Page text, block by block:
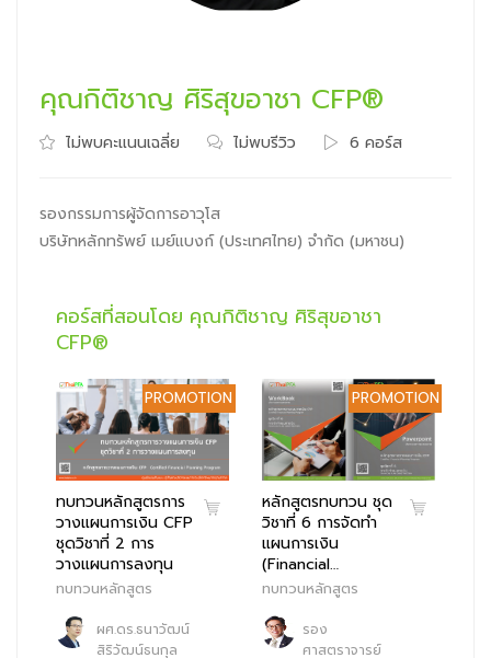
คุณกิติชาญ ศิริสุขอาชา CFP®
ไม่พบคะแนนเฉลี่ย ไม่พบรีวิว 6 คอร์ส
รองกรรมการผู้จัดการอาวุโส
บริษัทหลักทรัพย์ เมย์แบงก์ (ประเทศไทย) จำกัด (มหาชน)
คอร์สที่สอนโดย คุณกิติชาญ ศิริสุขอาชา
CFP®
PROMOTION
ทบทวนหลักสูตรการ
วางแผนการเงิน CFP
ชุดวิชาที่ 2 การ
วางแผนการลงทุน
ทบทวนหลักสูตร
ผศ.ดร.ธนาวัฒน์
สิริวัฒน์ธนกุล
PROMOTION
หลักสูตรทบทวน ชุด
วิชาที่ 6 การจัดทำ
แผนการเงิน
(Financial…
ทบทวนหลักสูตร
รอง
ศาสตราจารย์